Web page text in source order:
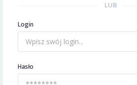
LUB
Login
Hasło